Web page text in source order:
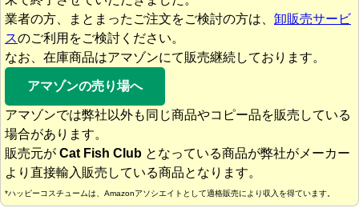
業者の方、まとまったご注文をご検討の方は、 卸販売サービ
スのご利用をご検討ください。
なお、在庫商品はアマゾンにて販売継続しております。
アマゾンの売り場へ
アマゾンでは弊社以外も同じ商品やコピー品を販売している
場合があります。
販売元が Cat Fish Club となっている商品が弊社がメーカー
より直接輸入販売している商品となります。
*ハッピーコスチュームは、Amazonアソシエイトとして適格販売により収入を得ています。